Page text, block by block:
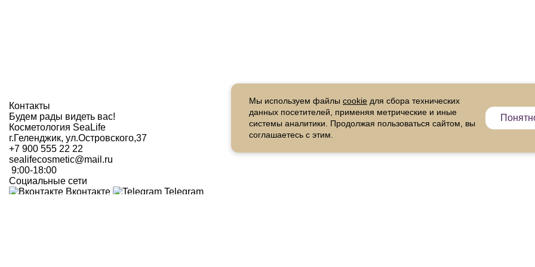
Контакты
Будем рады видеть вас!
Косметология SeaLife
г.Геленджик, ул.Островского,37
+7 900 555 22 22
sealifecosmetic@mail.ru
9:00-18:00
Социальные сети
Вконтакте
Telegram
Мы используем файлы cookie для сбора технических
данных посетителей, применяя метрические и иные
системы аналитики. Продолжая пользоваться сайтом, вы
соглашаетесь с этим.